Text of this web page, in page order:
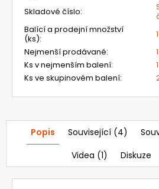
Skladové číslo:
Balící a prodejní množství
(ks):
1
Nejmenší prodávané:
1
Ks v nejmenším balení:
1
Ks ve skupinovém balení:
Popis Související (4)
Videa (1)
Diskuze